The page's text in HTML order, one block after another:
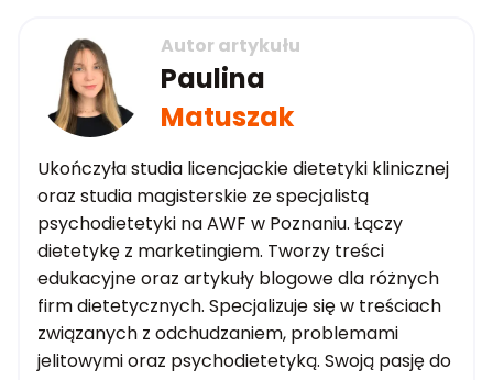
Autor artykułu
Paulina
Matuszak
Ukończyła studia licencjackie dietetyki klinicznej
oraz studia magisterskie ze specjalistą
psychodietetyki na AWF w Poznaniu. Łączy
dietetykę z marketingiem. Tworzy treści
edukacyjne oraz artykuły blogowe dla różnych
firm dietetycznych. Specjalizuje się w treściach
związanych z odchudzaniem, problemami
jelitowymi oraz psychodietetyką. Swoją pasję do